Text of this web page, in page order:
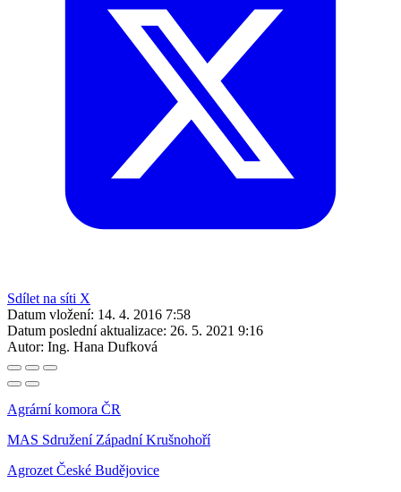
Sdílet na síti X
Datum vložení: 14. 4. 2016 7:58
Datum poslední aktualizace: 26. 5. 2021 9:16
Autor: Ing. Hana Dufková
Agrární komora ČR
MAS Sdružení Západní Krušnohoří
Agrozet České Budějovice